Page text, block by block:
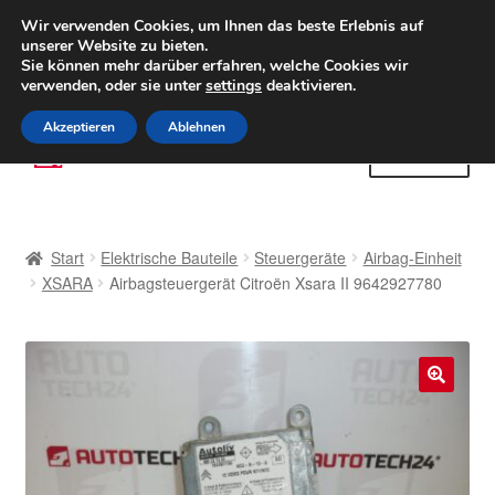
LIEFERUNG ab 6 EUR
Weltweiter Versand
(800) 500 564Mo-Fr 9-16 Uhr
Zur
Navigation
Zum
Inhalt
AGB
Beschwerdeordnung
Datenschutz-Bestimmungen
Start Elektrische Bauteile Steuergeräte
Airbag-Einheit
XSARA
Airbagsteuergerät Citroën Xsara II 9642927780
Wir verwenden Cookies, um Ihnen das beste Erlebnis auf
unserer Website zu bieten.
Sie können mehr darüber erfahren, welche Cookies wir
verwenden, oder sie untersettings deaktivieren.
Akzeptieren Ablehnen